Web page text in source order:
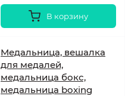
В корзину
Медальница, вешалка
для медалей,
медальница бокс,
медальница boxing